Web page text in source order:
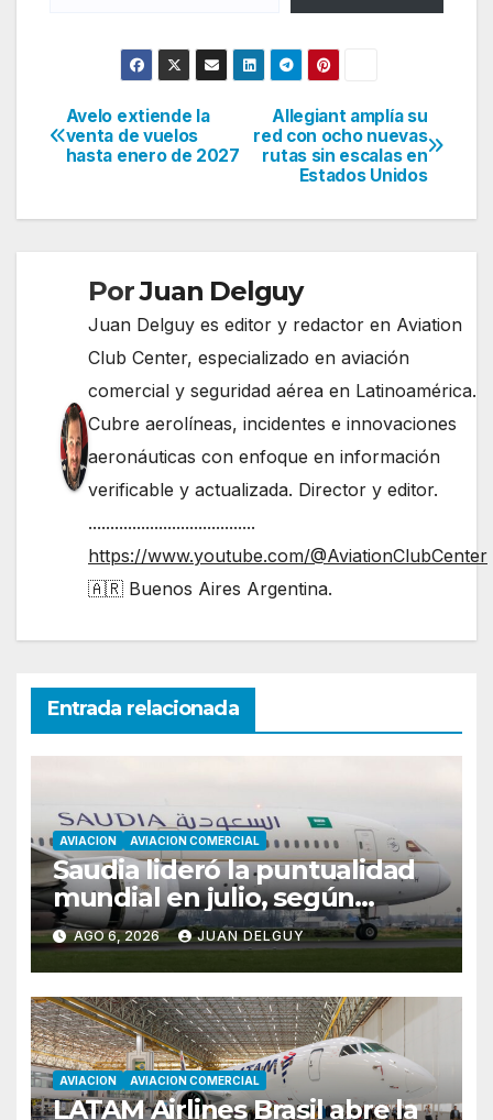
Navegación
de
entradas
Allegiant amplía su
red con ocho nuevas
rutas sin escalas en
Estados Unidos
Avelo extiende la
venta de vuelos
hasta enero de 2027
PorJuan Delguy
Juan Delguy es editor y redactor en Aviation
Club Center, especializado en aviación
comercial y seguridad aérea en Latinoamérica.
Cubre aerolíneas, incidentes e innovaciones
aeronáuticas con enfoque en información
verificable y actualizada. Director y editor.
......................................
https://www.youtube.com/@AviationClubCenter
🇦🇷 Buenos Aires Argentina.
Entrada relacionada
AVIACION AVIACION COMERCIAL
Saudia lideró la puntualidad
mundial en julio, según
Cirium
AGO 6, 2026 JUAN DELGUY
AVIACION AVIACION COMERCIAL
LATAM Airlines Brasil abre la